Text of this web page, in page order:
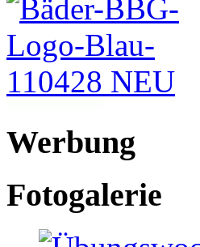
Werbung
Fotogalerie